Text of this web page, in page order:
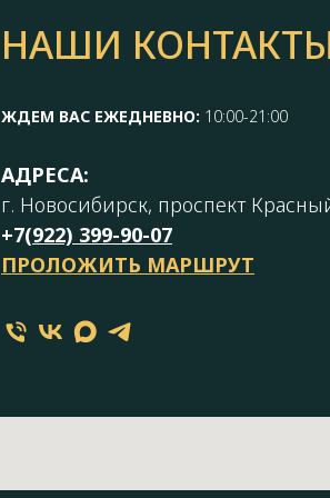
НАШИ
ЖДЕМ ВАС ЕЖЕДНЕВНО: 10:00-21:00
АДРЕСА:
г. Новосибирск, проспект
+7(922) 399-90-07
ПРОЛОЖИТЬ МАРШРУТ